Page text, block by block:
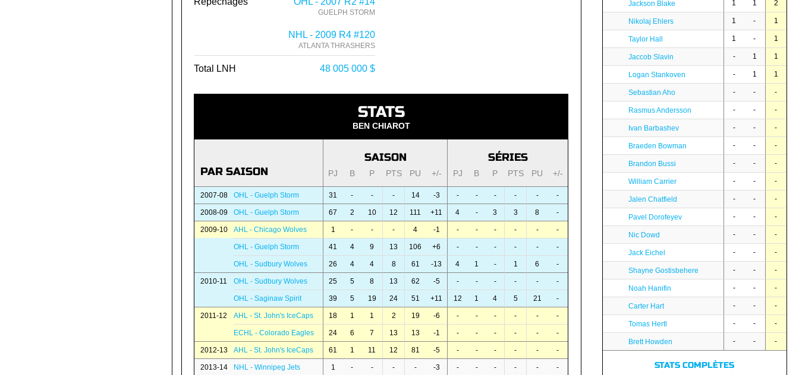
GUELPH STORM
NHL - 2009 R4 #120
ATLANTA THRASHERS
Total LNH 48 005 000 $
STATS
BEN CHIAROT
PAR SAISON
SAISON SÉRIES
PJ B P PTS PU +/- PJ B P PTS PU +/-
2007-08 OHL - Guelph Storm 31 - - - 14 -3 - - - - - -
2008-09 OHL - Guelph Storm 67 2 10 12 111 +11 4 - 3 3 8 -
2009-10 AHL - Chicago Wolves 1 - - - 4 -1 - - - - - -
OHL - Guelph Storm 41 4 9 13 106 +6 - - - - - -
OHL - Sudbury Wolves 26 4 4 8 61 -13 4 1 - 1 6 -
2010-11 OHL - Sudbury Wolves 25 5 8 13 62 -5 - - - - - -
OHL - Saginaw Spirit 39 5 19 24 51 +11 12 1 4 5 21 -
2011-12 AHL - St. John's IceCaps 18 1 1 2 19 -6 - - - - - -
ECHL - Colorado Eagles 24 6 7 13 13 -1 - - - - - -
2012-13 AHL - St. John's IceCaps 61 1 11 12 81 -5 - - - - - -
2013-14 NHL - Winnipeg Jets 1 - - - - -3 - - - - - -
Jackson Blake 1 1 2
Nikolaj Ehlers 1 - 1
Taylor Hall 1 - 1
Jaccob Slavin - 1 1
Logan Stankoven - 1 1
Sebastian Aho - - -
Rasmus Andersson - - -
Ivan Barbashev - - -
Braeden Bowman - - -
Brandon Bussi - - -
William Carrier - - -
Jalen Chatfield - - -
Pavel Dorofeyev - - -
Nic Dowd - - -
Jack Eichel - - -
Shayne Gostisbehere - - -
Noah Hanifin - - -
Carter Hart - - -
Tomas Hertl - - -
Brett Howden - - -
STATS COMPLÈTES